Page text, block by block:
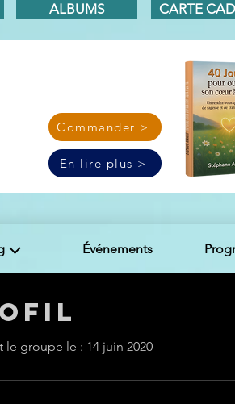
ALBUMS CARTE
Commander >
En lire plus >
Événements
le groupe le : 14 juin 2020